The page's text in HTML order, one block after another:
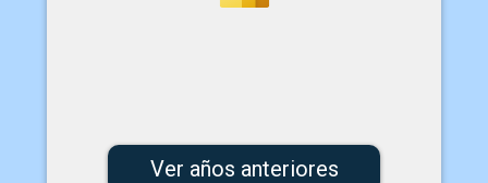
Ver años anteriores